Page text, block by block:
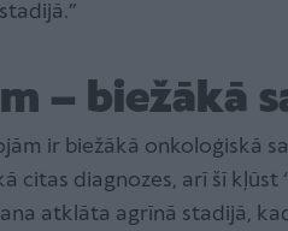
– biežākā
ir biežākā onkoloģiskā
citas diagnozes, arī šī kļūst
atklāta agrīnā stadijā,